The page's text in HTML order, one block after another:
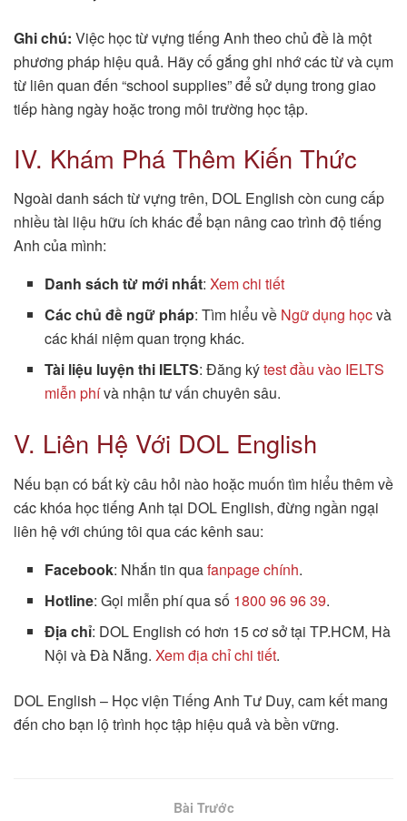
Ghi chú: Việc học từ vựng tiếng Anh theo chủ đề là một
phương pháp hiệu quả. Hãy cố gắng ghi nhớ các từ và cụm
từ liên quan đến “school supplies” để sử dụng trong giao
tiếp hàng ngày hoặc trong môi trường học tập.
IV. Khám Phá Thêm Kiến Thức
Ngoài danh sách từ vựng trên, DOL English còn cung cấp
nhiều tài liệu hữu ích khác để bạn nâng cao trình độ tiếng
Anh của mình:
Danh sách từ mới nhất:Xem chi tiết
Các chủ đề ngữ pháp: Tìm hiểu về Ngữ dụng họcvà
các khái niệm quan trọng khác.
Tài liệu luyện thi IELTS: Đăng kýtest đầu vào IELTS
miễn phívà nhận tư vấn chuyên sâu.
V. Liên Hệ Với DOL English
Nếu bạn có bất kỳ câu hỏi nào hoặc muốn tìm hiểu thêm về
các khóa học tiếng Anh tại DOL English, đừng ngần ngại
liên hệ với chúng tôi qua các kênh sau:
Facebook: Nhắn tin quafanpage chính.
Hotline: Gọi miễn phí qua số 1800 96 96 39.
Địa chỉ: DOL English có hơn 15 cơ sở tại TP.HCM, Hà
Nội và Đà Nẵng.Xem địa chỉ chi tiết.
DOL English – Học viện Tiếng Anh Tư Duy, cam kết mang
đến cho bạn lộ trình học tập hiệu quả và bền vững.
Bài Trước